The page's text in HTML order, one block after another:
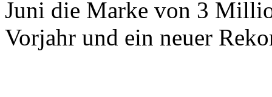
Juni die Marke von 3
Vorjahr und ein neuer